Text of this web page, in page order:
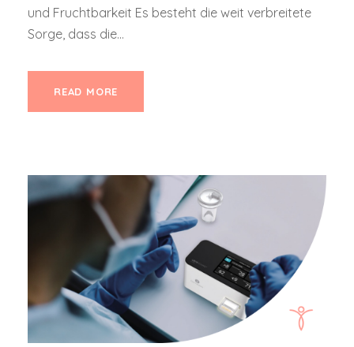
und Fruchtbarkeit Es besteht die weit verbreitete
Sorge, dass die...
READ MORE